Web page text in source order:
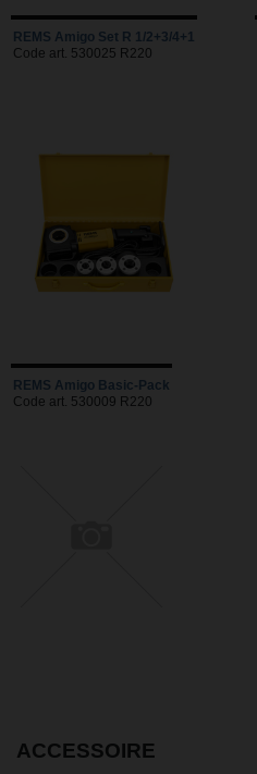
REMS Amigo Set R 1/2+3/4+1
Code art. 530025 R220
REMS Amigo Basic-Pack
Code art. 530009 R220
ACCESSOIRE